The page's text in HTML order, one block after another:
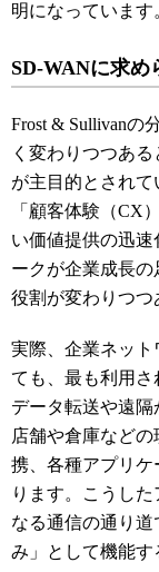
明になっています
SD-WANに求
Frost & Sullivanの
く変わりつつあ
が主目的とされて
「顧客体験（CX
い価値提供の迅
ークが企業成長
役割が変わりつつ
実際、企業ネッ
ても、最も利用さ
データ転送や遠隔
店舗や倉庫など
携、各種アプリ
ります。こうし
なる通信の通り
み」として機能す